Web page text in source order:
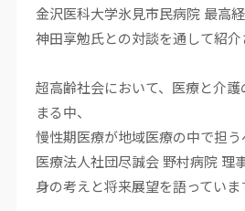
金沢医科大学氷見市民病院 最高
神田享勉氏との対談を通して紹介
超高齢社会において、医療と介
まる中、
慢性期医療が地域医療の中で担う
医療法人社団尽誠会 野村病院 理
身の考えと将来展望を語っていま